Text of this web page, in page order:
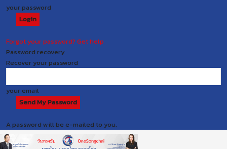
your password
Forgot your password? Get help
Password recovery
Recover your password
your email
A password will be e-mailed to you.